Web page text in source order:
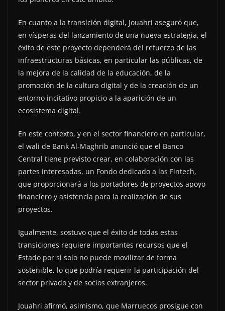
En cuanto a la transición digital, Jouahri aseguró que,
en vísperas del lanzamiento de una nueva estrategia, el
éxito de este proyecto dependerá del refuerzo de las
infraestructuras básicas, en particular las públicas, de
la mejora de la calidad de la educación, de la
promoción de la cultura digital y de la creación de un
entorno incitativo propicio a la aparición de un
ecosistema digital.
En este contexto, y en el sector financiero en particular,
el wali de Bank Al-Maghrib anunció que el Banco
Central tiene previsto crear, en colaboración con las
partes interesadas, un Fondo dedicado a las Fintech,
que proporcionará a los portadores de proyectos apoyo
financiero y asistencia para la realización de sus
proyectos.
Igualmente, sostuvo que el éxito de todas estas
transiciones requiere importantes recursos que el
Estado por sí solo no puede movilizar de forma
sostenible, lo que podría requerir la participación del
sector privado y de socios extranjeros.
Jouahri afirmó, asimismo, que Marruecos prosigue con